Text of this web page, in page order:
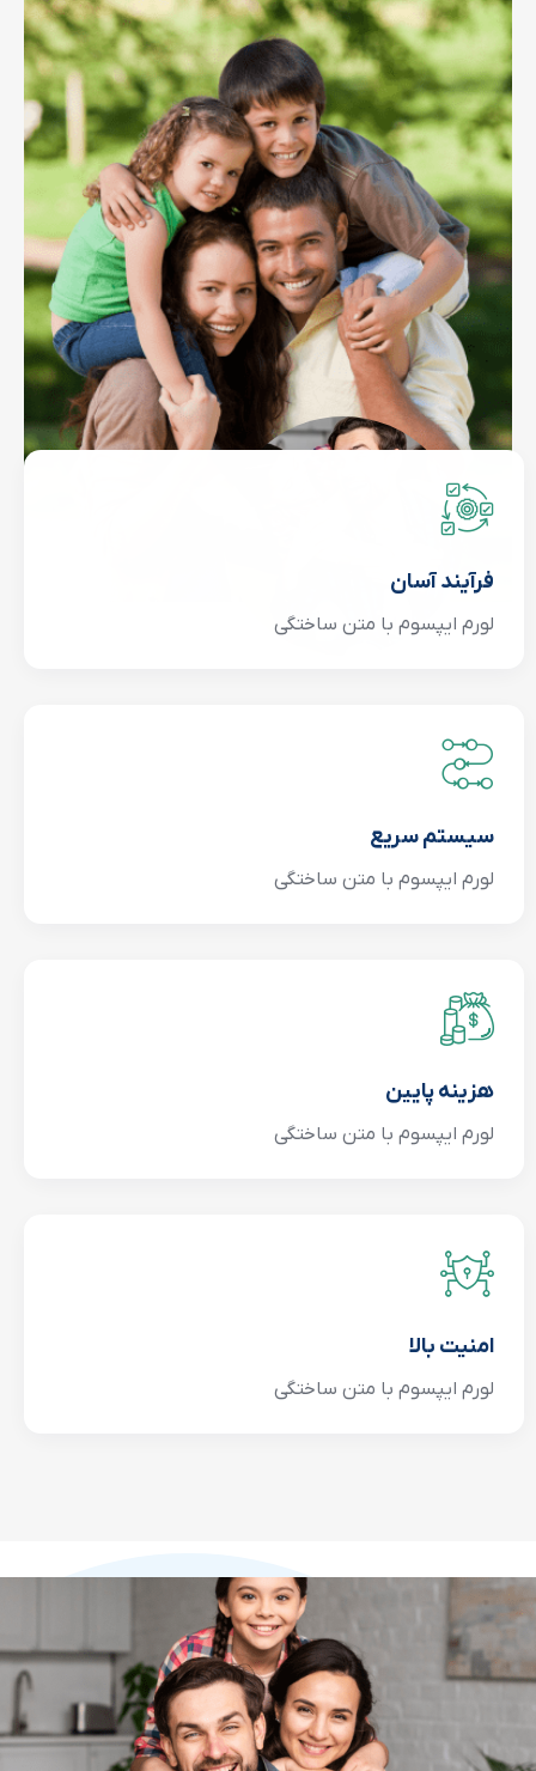
فرآیند آسان
لورم ایپسوم با متن ساختگی
سیستم سریع
لورم ایپسوم با متن ساختگی
هزینه پایین
لورم ایپسوم با متن ساختگی
امنیت بالا
لورم ایپسوم با متن ساختگی